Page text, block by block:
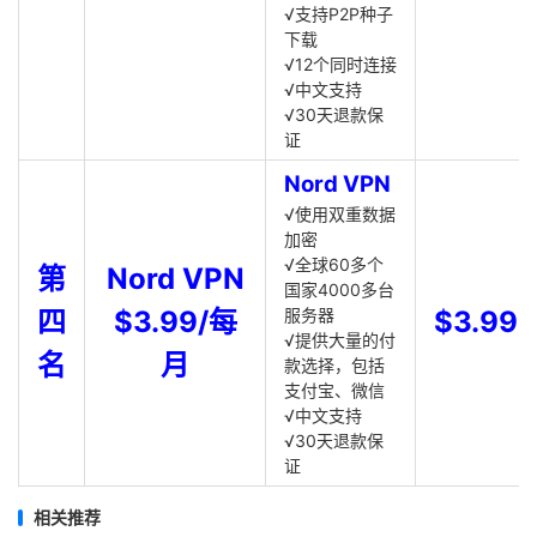
√支持P2P种子
下载
√12个同时连接
√中文支持
√30天退款保
证
第
四
名
Nord VPN
$3.99/每
月
Nord VPN
√使用双重数据
加密
√全球60多个
国家4000多台
服务器
√提供大量的付
款选择，包括
支付宝、微信
√中文支持
√30天退款保
证
$3.99
相关推荐